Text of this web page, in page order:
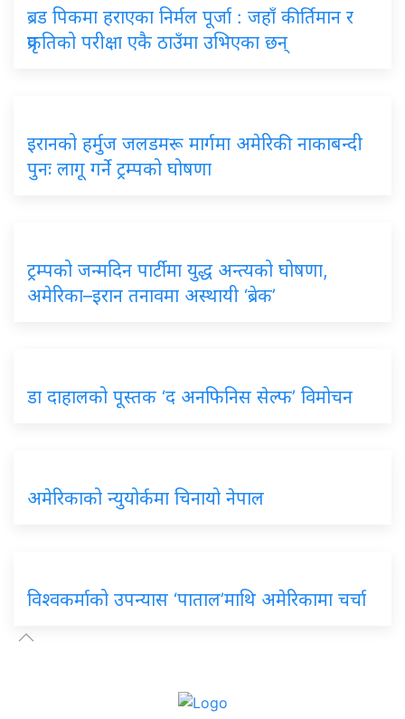
ब्रड पिकमा हराएका निर्मल पूर्जा : जहाँ कीर्तिमान र
प्रकृतिको परीक्षा एकै ठाउँमा उभिएका छन्
इरानको हर्मुज जलडमरू मार्गमा अमेरिकी नाकाबन्दी
पुनः लागू गर्ने ट्रम्पको घोषणा
ट्रम्पको जन्मदिन पार्टीमा युद्ध अन्त्यको घोषणा,
अमेरिका–इरान तनावमा अस्थायी ‘ब्रेक’
डा दाहालको पूस्तक ‘द अनफिनिस सेल्फ’ विमोचन
अमेरिकाको न्युयोर्कमा चिनायो नेपाल
विश्वकर्माको उपन्यास ‘पाताल’माथि अमेरिकामा चर्चा